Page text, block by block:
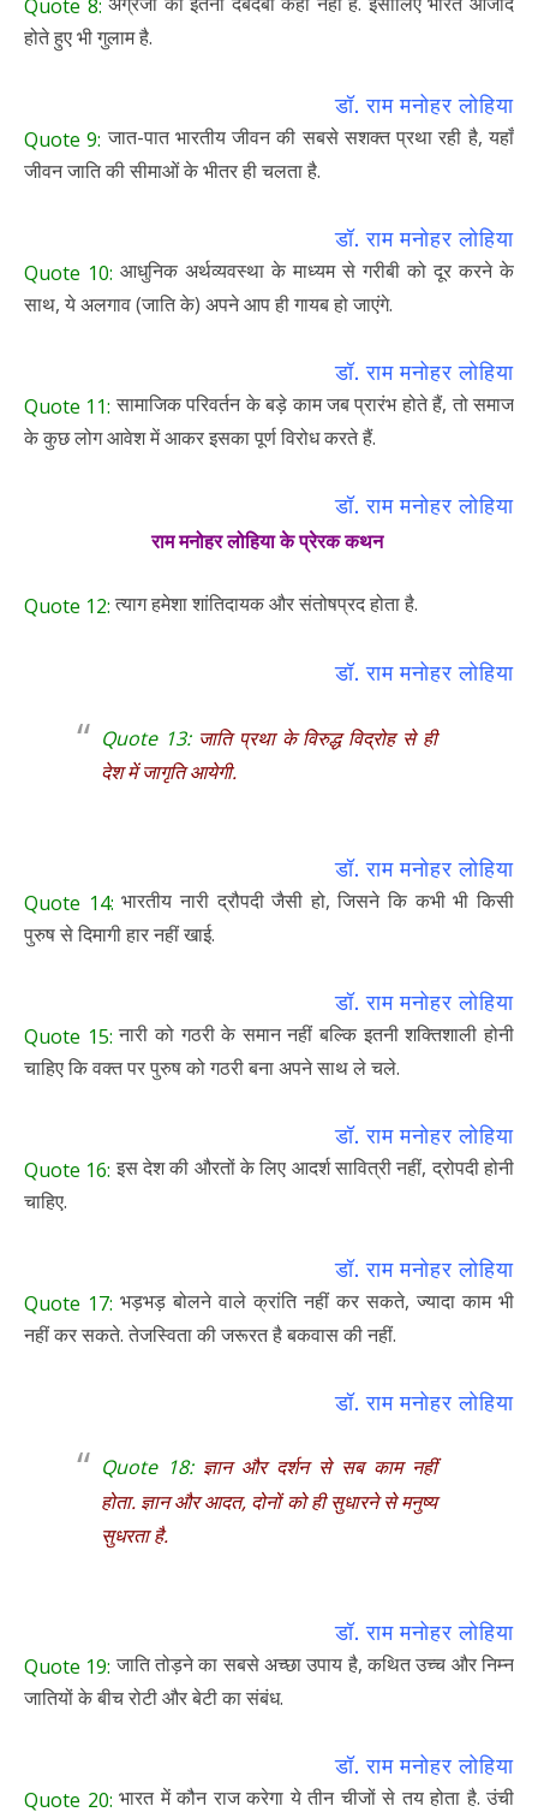
Quote 8:
होते हुए भी गुलाम है.
डॉ. राम मनोहर लोहिया
Quote 9: जात-पात भारतीय जीवन की सबसे सशक्त प्रथा रही है, यहाँ
जीवन जाति की सीमाओं के भीतर ही चलता है.
डॉ. राम मनोहर लोहिया
Quote 10: आधुनिक अर्थव्यवस्था के माध्यम से गरीबी को दूर करने के
साथ, ये अलगाव (जाति के) अपने आप ही गायब हो जाएंगे.
डॉ. राम मनोहर लोहिया
Quote 11: सामाजिक परिवर्तन के बड़े काम जब प्रारंभ होते हैं, तो समाज
के कुछ लोग आवेश में आकर इसका पूर्ण विरोध करते हैं.
डॉ. राम मनोहर लोहिया
राम मनोहर लोहिया के प्रेरक कथन
Quote 12:त्याग हमेशा शांतिदायक और संतोषप्रद होता है.
डॉ. राम मनोहर लोहिया
Quote 13: जाति प्रथा के विरुद्ध विद्रोह से ही
देश में जागृति आयेगी.
डॉ. राम मनोहर लोहिया
Quote 14: भारतीय नारी द्रौपदी जैसी हो, जिसने कि कभी भी किसी
पुरुष से दिमागी हार नहीं खाई.
डॉ. राम मनोहर लोहिया
Quote 15: नारी को गठरी के समान नहीं बल्कि इतनी शक्तिशाली होनी
चाहिए कि वक्त पर पुरुष को गठरी बना अपने साथ ले चले.
डॉ. राम मनोहर लोहिया
Quote 16: इस देश की औरतों के लिए आदर्श सावित्री नहीं, द्रोपदी होनी
चाहिए.
डॉ. राम मनोहर लोहिया
Quote 17: भड़भड़ बोलने वाले क्रांति नहीं कर सकते, ज्यादा काम भी
नहीं कर सकते. तेजस्विता की जरूरत है बकवास की नहीं.
डॉ. राम मनोहर लोहिया
Quote 18: ज्ञान और दर्शन से सब काम नहीं
होता. ज्ञान और आदत, दोनों को ही सुधारने से मनुष्य
सुधरता है.
डॉ. राम मनोहर लोहिया
Quote 19: जाति तोड़ने का सबसे अच्छा उपाय है, कथित उच्च और निम्न
जातियों के बीच रोटी और बेटी का संबंध.
डॉ. राम मनोहर लोहिया
Quote 20: भारत में कौन राज करेगा ये तीन चीजों से तय होता है. उंची